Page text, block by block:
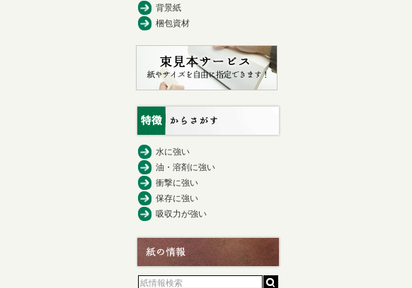
背景紙
梱包資材
水に強い
油・溶剤に強い
衝撃に強い
保存に強い
吸収力が強い